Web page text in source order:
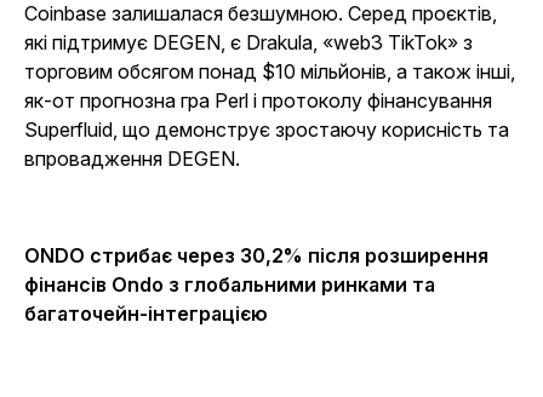
Coinbase залишалася безшумною. Серед проєктів,
які підтримує DEGEN, є Drakula, «web3 TikTok» з
торговим обсягом понад $10 мільйонів, а також інші,
як-от прогнозна гра Perl і протоколу фінансування
Superfluid, що демонструє зростаючу корисність та
впровадження DEGEN.
ONDO стрибає через 30,2% після розширення
фінансів Ondo з глобальними ринками та
багаточейн-інтеграцією